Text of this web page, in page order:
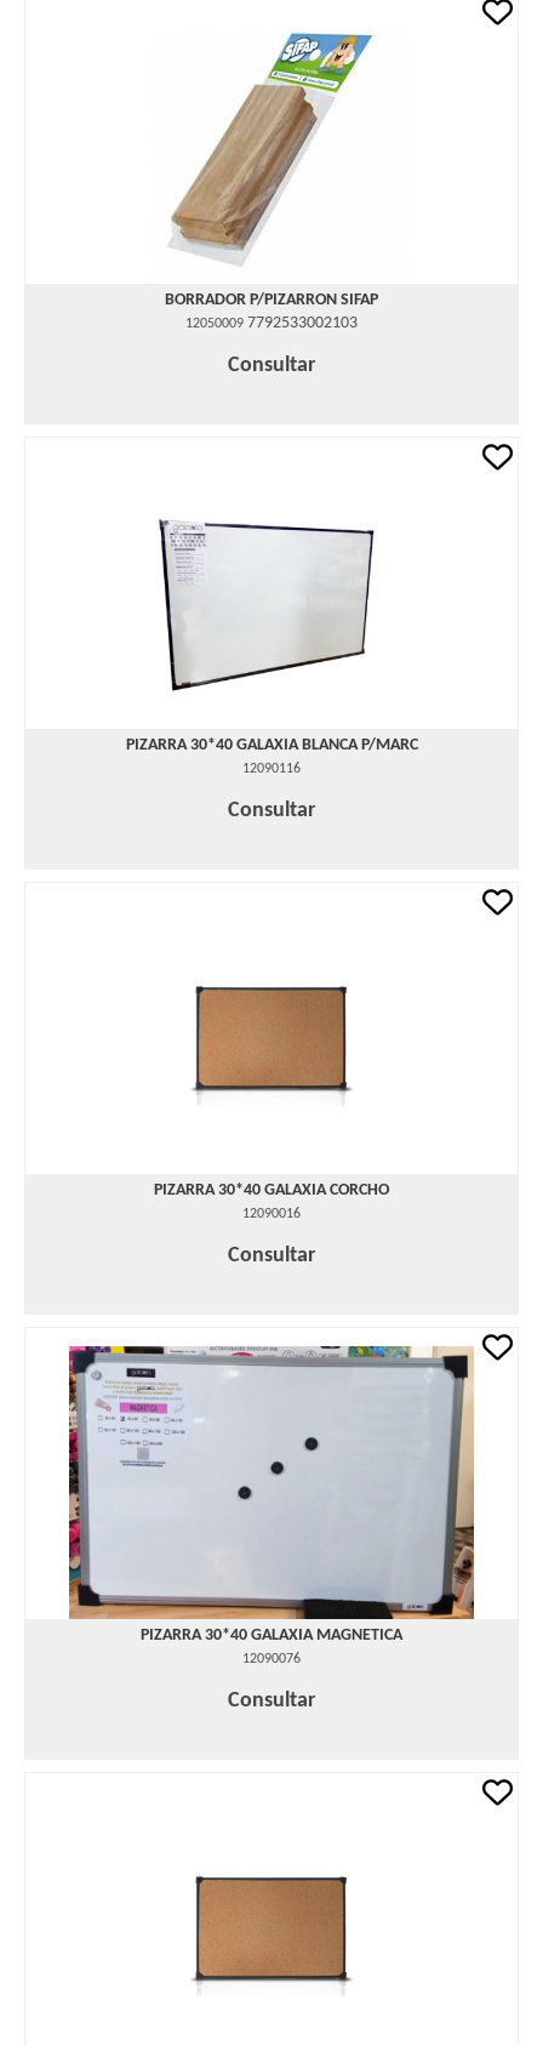
BORRADOR P/PIZARRON SIFAP
12050009 7792533002103
Consultar
PIZARRA 30*40 GALAXIA BLANCA P/MARC
12090116
Consultar
PIZARRA 30*40 GALAXIA CORCHO
12090016
Consultar
PIZARRA 30*40 GALAXIA MAGNETICA
12090076
Consultar